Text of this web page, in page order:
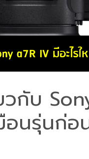
กับ
อนรุ่นก่อ